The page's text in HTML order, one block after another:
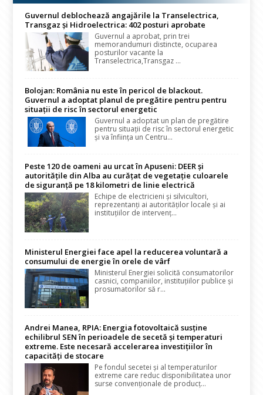
Guvernul deblochează angajările la Transelectrica,
Transgaz și Hidroelectrica: 402 posturi aprobate
Guvernul a aprobat, prin trei
memorandumuri distincte, ocuparea
posturilor vacante la
Transelectrica,Transgaz ...
Bolojan: România nu este în pericol de blackout.
Guvernul a adoptat planul de pregătire pentru pentru
situații de risc în sectorul energetic
Guvernul a adoptat un plan de pregătire
pentru situații de risc în sectorul energetic
și va înființa un Centru...
Peste 120 de oameni au urcat în Apuseni: DEER și
autoritățile din Alba au curățat de vegetație culoarele
de siguranță pe 18 kilometri de linie electrică
Echipe de electricieni și silvicultori,
reprezentanți ai autorităților locale și ai
instituțiilor de intervenț...
Ministerul Energiei face apel la reducerea voluntară a
consumului de energie în orele de vârf
Ministerul Energiei solicită consumatorilor
casnici, companiilor, instituțiilor publice și
prosumatorilor să r...
Andrei Manea, RPIA: Energia fotovoltaică susține
echilibrul SEN în perioadele de secetă și temperaturi
extreme. Este necesară accelerarea investițiilor în
capacități de stocare
Pe fondul secetei și al temperaturilor
extreme care reduc disponibilitatea unor
surse convenționale de producț...